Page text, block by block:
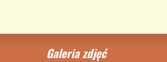
Galeria zdjęć